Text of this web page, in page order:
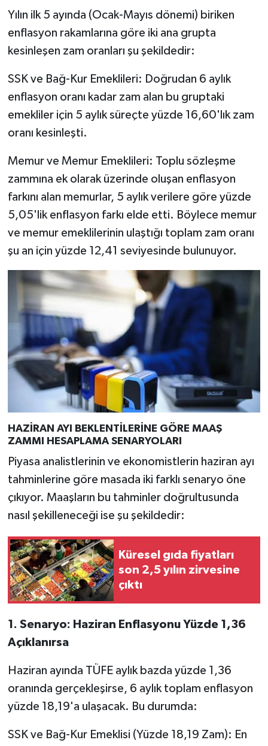
Yılın ilk 5 ayında (Ocak-Mayıs dönemi) biriken
enflasyon rakamlarına göre iki ana grupta
kesinleşen zam oranları şu şekildedir:
SSK ve Bağ-Kur Emeklileri: Doğrudan 6 aylık
enflasyon oranı kadar zam alan bu gruptaki
emekliler için 5 aylık süreçte yüzde 16,60'lık zam
oranı kesinleşti.
Memur ve Memur Emeklileri: Toplu sözleşme
zammına ek olarak üzerinde oluşan enflasyon
farkını alan memurlar, 5 aylık verilere göre yüzde
5,05'lik enflasyon farkı elde etti. Böylece memur
ve memur emeklilerinin ulaştığı toplam zam oranı
şu an için yüzde 12,41 seviyesinde bulunuyor.
HAZİRAN AYI BEKLENTİLERİNE GÖRE MAAŞ
ZAMMI HESAPLAMA SENARYOLARI
Piyasa analistlerinin ve ekonomistlerin haziran ayı
tahminlerine göre masada iki farklı senaryo öne
çıkıyor. Maaşların bu tahminler doğrultusunda
nasıl şekilleneceği ise şu şekildedir:
Küresel gıda fiyatları
son 2,5 yılın zirvesine
çıktı
1. Senaryo: Haziran Enflasyonu Yüzde 1,36
Açıklanırsa
Haziran ayında TÜFE aylık bazda yüzde 1,36
oranında gerçekleşirse, 6 aylık toplam enflasyon
yüzde 18,19'a ulaşacak. Bu durumda:
SSK ve Bağ-Kur Emeklisi (Yüzde 18,19 Zam): En
Otomobil
Politika
Resmi İlan
Rüya Tabirleri
Sağlık
Şaphane
Simav
Siyaset
Spor
Tavşanlı
Teknoloji
Türkiye
Video Galeri
Yaşam
Yemek Tarifleri